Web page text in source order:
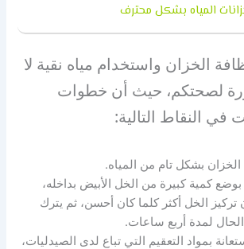
المياه بشكل محترف
الخزان واستخدام مياه نقية لا
لصحتكم، حيث أن خطوات
النقاط التالية:
الخزان بشكل تام من المياه.
بوضع كمية كبيرة من الخل الأبيض بداخله،
تركيز الخل أكثر كلما كان أحسن، ثم يترك
لمدة أربع ساعات.
بمواد التعقيم التي تباع لدى الصيدليات،